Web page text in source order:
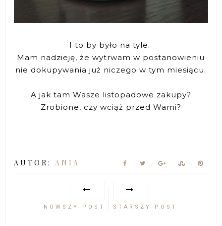
I to by było na tyle.
Mam nadzieję, że wytrwam w postanowieniu
nie dokupywania już niczego w tym miesiącu.
A jak tam Wasze listopadowe zakupy?
Zrobione, czy wciąż przed Wami?
AUTOR: ANIA
NOWSZY POST STARSZY POST